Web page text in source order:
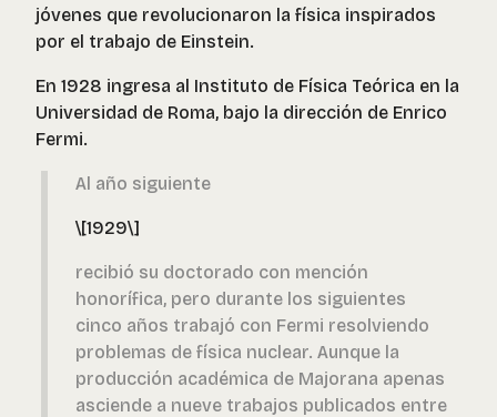
jóvenes que revolucionaron la física inspirados
por el trabajo de Einstein.
En 1928 ingresa al Instituto de Física Teórica en la
Universidad de Roma, bajo la dirección de Enrico
Fermi.
Al año siguiente
\[1929\]
recibió su doctorado con mención
honorífica, pero durante los siguientes
cinco años trabajó con Fermi resolviendo
problemas de física nuclear. Aunque la
producción académica de Majorana apenas
asciende a nueve trabajos publicados entre